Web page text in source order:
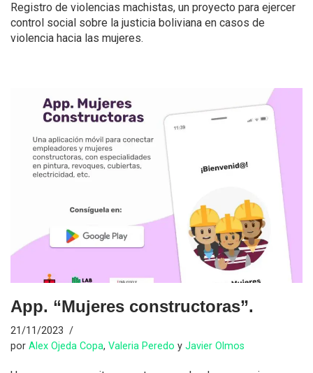
Registro de violencias machistas, un proyecto para ejercer
control social sobre la justicia boliviana en casos de
violencia hacia las mujeres.
App. “Mujeres constructoras”.
21/11/2023
por Alex Ojeda Copa, Valeria Peredo y Javier Olmos